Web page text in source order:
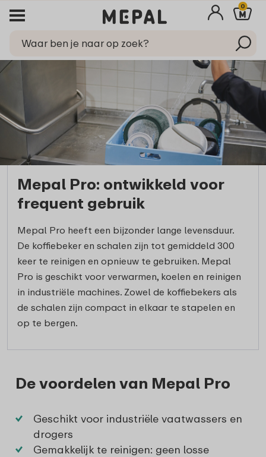
0
Mepal Pro: ontwikkeld voor
frequent gebruik
Mepal Pro heeft een bijzonder lange levensduur.
De koffiebeker en schalen zijn tot gemiddeld 300
keer te reinigen en opnieuw te gebruiken. Mepal
Pro is geschikt voor verwarmen, koelen en reinigen
in industriële machines. Zowel de koffiebekers als
de schalen zijn compact in elkaar te stapelen en
op te bergen.
De voordelen van Mepal Pro
Geschikt voor industriële vaatwassers en
drogers
Gemakkelijk te reinigen: geen losse